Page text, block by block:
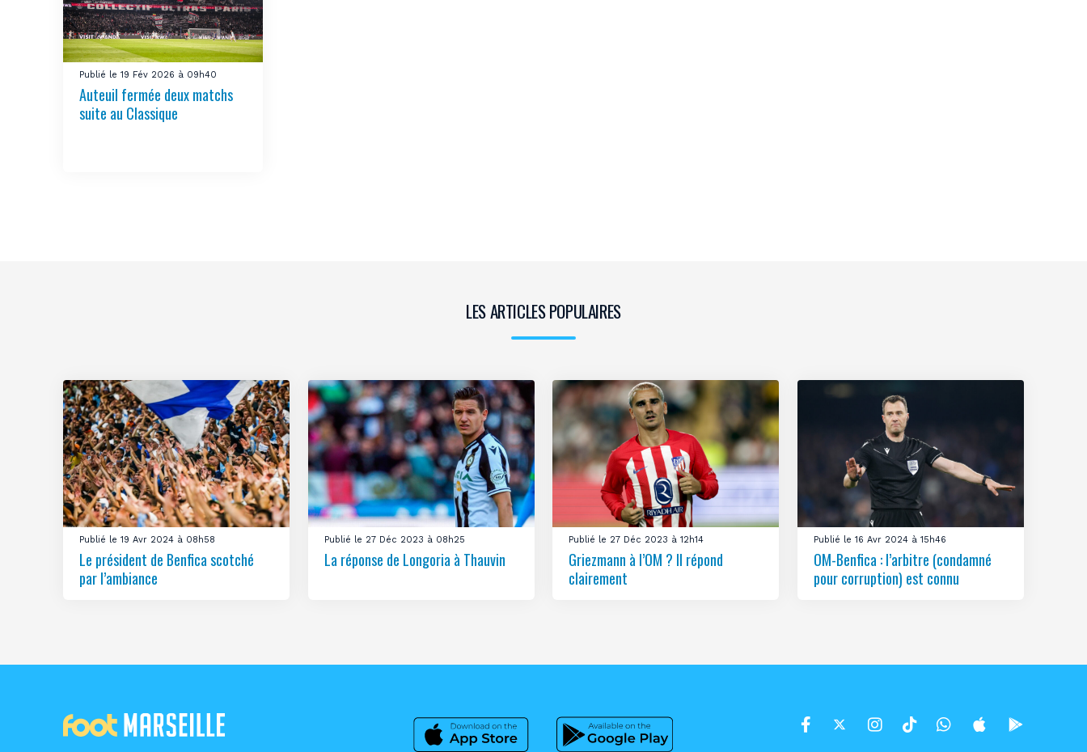
Publié le 19 Fév 2026 à 09h40
Auteuil fermée deux matchs
suite au Classique
LES ARTICLES POPULAIRES
Publié le 19 Avr 2024 à 08h58
Le président de Benfica scotché
par l’ambiance
Publié le 27 Déc 2023 à 08h25
La réponse de Longoria à Thauvin
Publié le 27 Déc 2023 à 12h14
Griezmann à l’OM ? Il répond
clairement
Publié le 16 Avr 2024 à 15h46
OM-Benfica : l’arbitre (condamné
pour corruption) est connu